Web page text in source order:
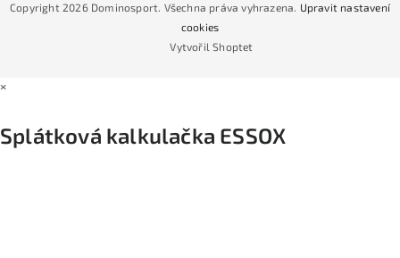
Podmínky nákupu na splátky ESSOX
Vytvořil Shoptet
Copyright 2026 Dominosport. Všechna práva vyhrazena. Upravit nastavení
cookies
×
Splátková kalkulačka ESSOX